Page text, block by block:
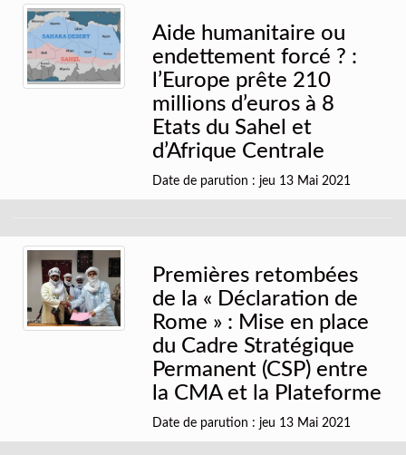
Aide humanitaire ou
endettement forcé ? :
l’Europe prête 210
millions d’euros à 8
Etats du Sahel et
d’Afrique Centrale
Date de parution : jeu 13 Mai 2021
Premières retombées
de la « Déclaration de
Rome » : Mise en place
du Cadre Stratégique
Permanent (CSP) entre
la CMA et la Plateforme
Date de parution : jeu 13 Mai 2021